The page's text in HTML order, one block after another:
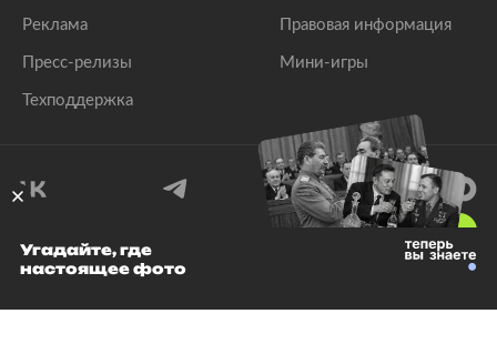
Реклама
Пресс-релизы
Техподдержка
Правовая информация
Мини-игры
© 1999–2026 Все права защищены.
Угадайте, где
настоящее фото